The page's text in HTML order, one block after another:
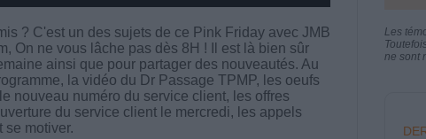
? C'est un des sujets de ce Pink Friday avec JMB
On ne vous lâche pas dès 8H ! Il est là bien sûr
ainsi que pour partager des nouveautés. Au
la vidéo du Dr Passage TPMP, les oeufs
nouveau numéro du service client, les offres
du service client le mercredi, les appels
se motiver.
Les
ne sont